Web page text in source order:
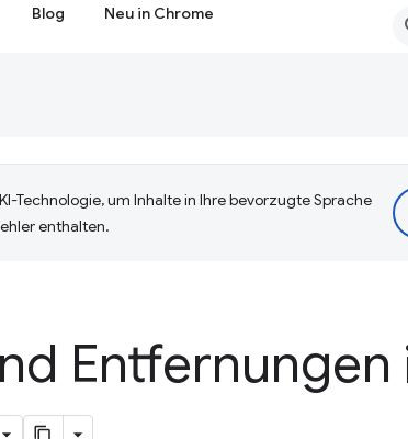
Blog Neu in Chrome
Technologie, um Inhalte in Ihre bevorzugte Sprache
enthalten.
Entfernungen